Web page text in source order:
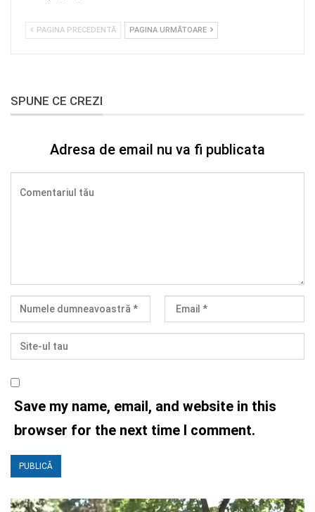
PAGINA PRECEDENTĂ PAGINA URMĂTOARE
SPUNE CE CREZI
Adresa de email nu va fi publicata
Save my name, email, and website in this
browser for the next time I comment.